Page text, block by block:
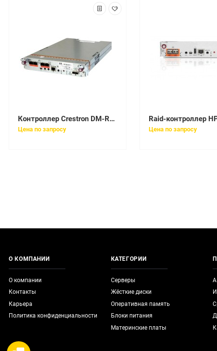
Контроллер Crestron DM-RMC-SCALER-S
Цена по запросу Цена по запросу
О КОМПАНИИ
О компании
Контакты
Карьера
Политика конфиденциальности
КАТЕГОРИИ
Серверы
Жёсткие диски
Оперативная память
Блоки питания
Материнские платы